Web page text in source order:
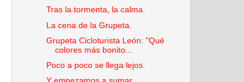
Tras la tormenta, la calma.
La cena de la Grupeta.
Grupeta Cicloturista León: "Qué
colores más bonito...
Poco a poco se llega lejos.